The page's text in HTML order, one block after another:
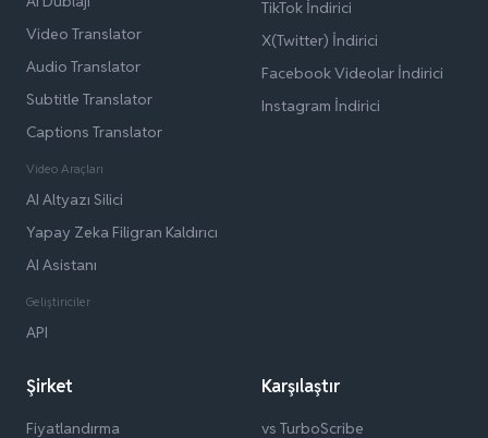
Video Translator
Audio Translator
Subtitle Translator
Captions Translator
Video Araçları
AI Altyazı Silici
Yapay Zeka Filigran Kaldırıcı
AI Asistanı
Geliştiriciler
API
TikTok İndirici
X(Twitter) İndirici
Facebook Videolar İndirici
Instagram İndirici
Şirket
Fiyatlandırma
Karşılaştır
vs TurboScribe